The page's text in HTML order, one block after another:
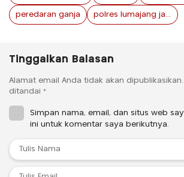
peredaran ganja polres lumajang jawa timur
Tinggalkan Balasan
Alamat email Anda tidak akan dipublikasikan.
ditandai *
Simpan nama, email, dan situs web
ini untuk komentar saya berikutnya.